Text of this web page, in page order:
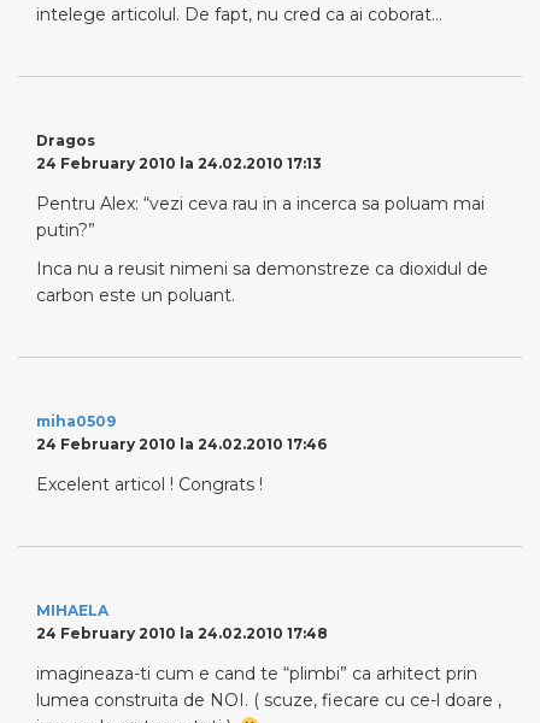
intelege articolul. De fapt, nu cred ca ai coborat…
Dragos
24 February 2010 la 24.02.2010 17:13
Pentru Alex: “vezi ceva rau in a incerca sa poluam mai
putin?”
Inca nu a reusit nimeni sa demonstreze ca dioxidul de
carbon este un poluant.
miha0509
24 February 2010 la 24.02.2010 17:46
Excelent articol ! Congrats !
MIHAELA
24 February 2010 la 24.02.2010 17:48
imagineaza-ti cum e cand te “plimbi” ca arhitect prin
lumea construita de NOI. ( scuze, fiecare cu ce-l doare ,